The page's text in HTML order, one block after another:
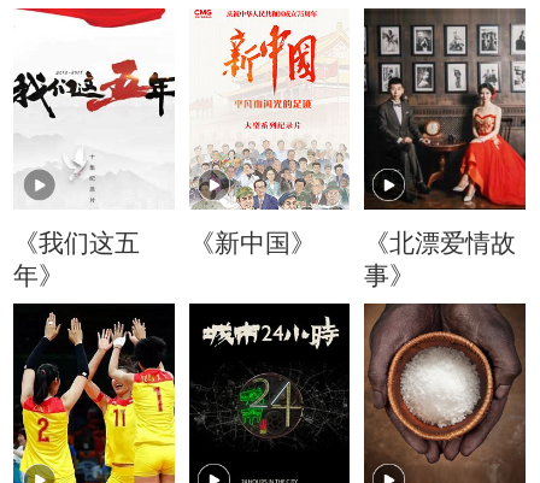
《我们这五
年》
《新中国》
《北漂爱情故
事》